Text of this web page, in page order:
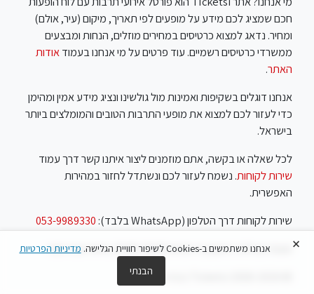
חכם שמציג לכם מידע על מופעים לפי תאריך, מיקום (עיר, אולם)
ומחיר. נדאג למצוא כרטיסים במחירים מוזלים, הנחות ומבצעים
ממשרדי כרטיסים רשמיים. עוד פרטים על מי אנחנו בעמודאודות
האתר.
אנחנו דוגלים בשקיפות ואמינות מול גולשינו ונציג מידע אמין ומהימן
כדי לעזור לכם למצוא את מופעי התרבות הטובים והמומלצים ביותר
בישראל.
לכל שאלה או בקשה, אתם מוזמנים ליצור איתנו קשר דרך עמוד
שירות לקוחות. נשמח לעזור לכם ונשתדל לחזור במהירות
האפשרית.
שירות לקוחות דרך הטלפון (WhatsApp בלבד):
053-9989330
שעות פעילות: ראשון עד חמישי 10:00-18:00, שישי שבת סגור
Feels
× אנחנו משתמשים ב-Cookies לשיפור חוויית הגלישה. מדיניות הפרטיות
הבנתי